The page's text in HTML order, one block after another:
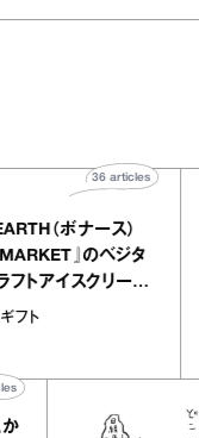
BONEARTH（ボナース）
FOOD MARKET』のベジタ
ルクラフトアイスクリーム
真野知子の「おいしいギ
いしいギフト
36